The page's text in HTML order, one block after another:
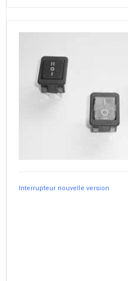
Interrupteur nouvelle version